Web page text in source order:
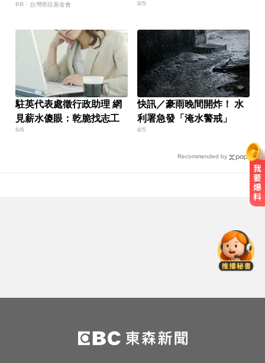
PR・台灣癌症基金會
兌獎了
8/5
駐英代表處徵行政助理 網
見薪水傻眼：乾脆找志工
8/6
快訊／豪雨晚間開炸！ 水
利署急發「淹水警戒」
8/5
Recommended by
弊」！官方急出手
難得一見太空奇景 SpaceX廢棄火箭
撞月球